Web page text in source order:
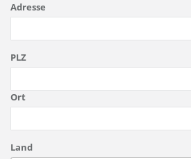
Adresse
PLZ
Ort
Land